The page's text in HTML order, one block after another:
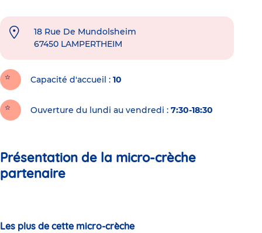
18 Rue De Mundolsheim
67450 LAMPERTHEIM
Capacité d'accueil 10
Ouverture du lundi au vendredi : 7:30-18:30
Présentation de la micro-crèche
partenaire
Les plus de cette micro-crèche